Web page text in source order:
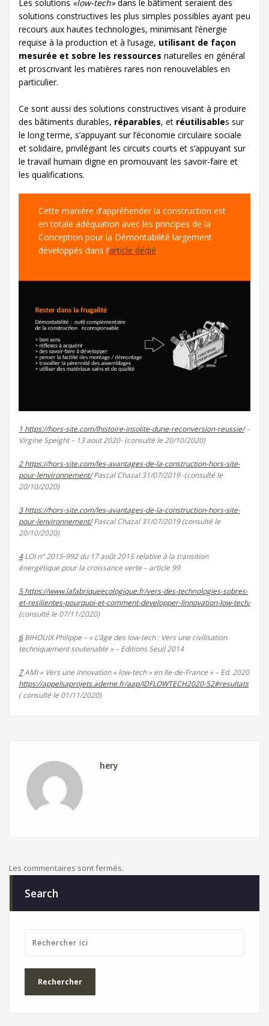
Les solutions «low-tech»dans le bâtiment seraient des
solutions constructives les plus simples possibles ayant peu
recours aux hautes technologies, minimisant l’énergie
requise à la production et à l’usage, utilisant de façon
mesurée et sobre les ressources naturelles en général
et proscrivant les matières rares non renouvelables en
particulier.
Ce sont aussi des solutions constructives visant à produire
des bâtiments durables, réparables, et réutilisables sur
le long terme, s’appuyant sur l’économie circulaire sociale
et solidaire, privilégiant les circuits courts et s’appuyant sur
le travail humain digne en promouvant les savoir-faire et
les qualifications.
Cette manière d’appréhender la construction est
en totale adéquation avec les principes de la
Conception pour la Démontabilité largement
développés dans l’article dédié.
1 https://hors-site.com/lhistoire-insolite-dune-reconversion-reussie/–
Virgine Speight – 13 aout 2020- (consulté le 20/10/2020)
2 https://hors-site.com/les-avantages-de-la-construction-hors-site-
pour-lenvironnement/Pascal Chazal 31/07/2019 -(consulté le
20/10/2020)
3 https://hors-site.com/les-avantages-de-la-construction-hors-site-
pour-lenvironnement/Pascal Chazal 31/07/2019 (consulté le
20/10/2020)
4LOI n° 2015-992 du 17 août 2015 relative à la transition
énergétique pour la croissance verte – article 99
5 https://www.lafabriqueecologique.fr/vers-des-technologies-sobres-
et-resilientes-pourquoi-et-comment-developper-linnovation-low-tech/
(consulté le 07/11/2020)
6BIHOUIX Philippe – « L’âge des low-tech : Vers une civilisation
techniquement soutenable » – Editions Seuil 2014
7AMI « Vers une innovation « low-tech » en Ile-de-France » – Ed. 2020
https://appelsaprojets.ademe.fr/aap/IDFLOWTECH2020-52#resultats
( consulté le 01/11/2020)
hery
Les commentaires sont fermés.
Search